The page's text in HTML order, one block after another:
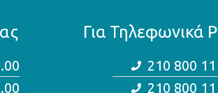
Για Τηλεφωνικά
210 800
210 800